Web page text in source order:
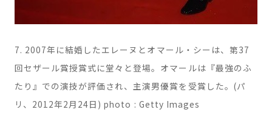
7. 2007年に結婚したエレーヌとオマール・シーは、第37
回セザール賞授賞式に堂々と登場。オマールは『最強のふ
たり』での演技が評価され、主演男優賞を受賞した。(パ